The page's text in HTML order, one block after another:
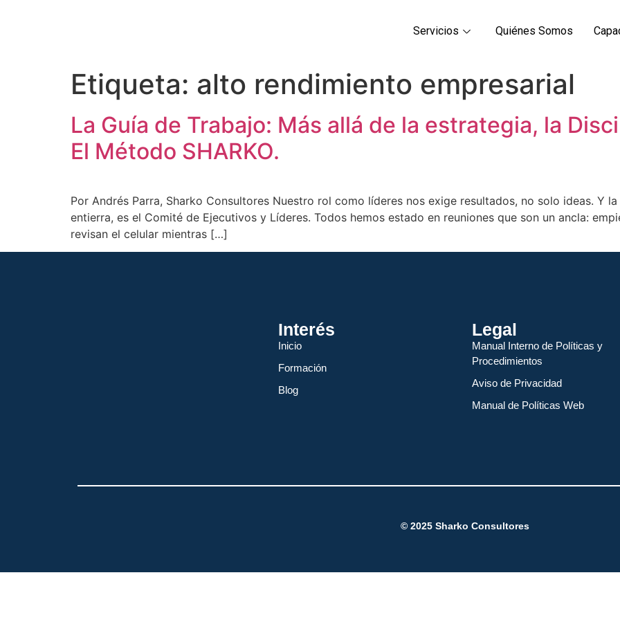
Servicios Quiénes Somos
Etiqueta: alto rendimiento empresarial
La Guía de Trabajo: Más allá de la estrategia, la
El Método SHARKO.
Por Andrés Parra, Sharko Consultores Nuestro rol como líderes nos exige resultados, no solo ideas. Y
entierra, es el Comité de Ejecutivos y Líderes. Todos hemos estado en reuniones que son un ancla:
revisan el celular mientras […]
Interés
Inicio
Formación
Blog
Legal
Manual Interno de Políticas y
Procedimientos
Aviso de Privacidad
Manual de Políticas Web
© 2025 Sharko Consultores